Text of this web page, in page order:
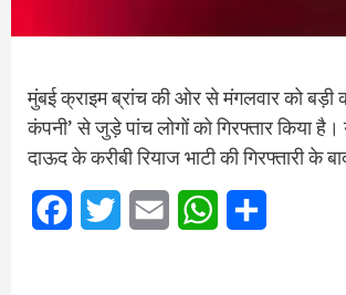
मुंबई क्राइम ब्रांच की ओर से मंगलवार को बड़ी
कंपनी’ से जुड़े पांच लोगों को गिरफ्तार किया
दाऊद के करीबी रियाज भाटी की गिरफ्तारी के
FacebookTwitter Email WhatsApp